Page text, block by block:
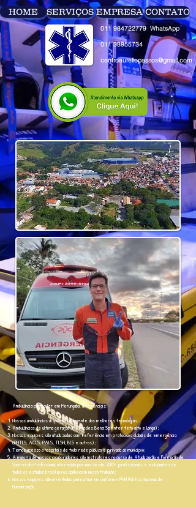
HOME SERVIÇOS EMPRESA CONTATO
011 984722779 WhatsApp
011 33955734
centroaureliopassos@gmail.com
Ambulância particular em Morungaba, diferenciais:
Nossas ambulâncias dispõem realmente das melhores tecnologias;
Ambulâncias de ultima geração (Mercedes Benz Sprinter teto alto e longa);
Nossas equipes são atualizadas com referência em protocolos globais de emergência
(PHTLS, ACLS, PALS, TLSN, BLS e outros);
Temos acesso a hospitais de toda rede pública e privada do município;
A maioria de nossos colaboradores são instrutores no curso de Atualização e Formação de
Socorrista Profissional oferecido por nós desde 2007, profissionais e estudantes de
todos os estados brasileiros conhecem nosso trabalho;
Nossas equipes são orientadas para atuarem conforme PNH Politica Nacional de
Humanização.